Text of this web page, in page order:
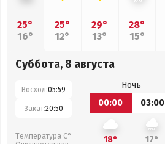
25°
16°
25°
12°
29°
13°
28°
15°
Суббота, 8 августа
Восход:05:59
Закат:20:50
Температура С°
Ночь
00:00
03:00
18° 17°